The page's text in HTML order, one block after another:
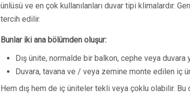
ünlüsü ve en çok kullanılanları duvar tipi klimalardır.
tercih edilir.
Bunlar iki ana bölümden oluşur:
Dış ünite, normalde bir balkon, cephe veya duvara
Duvara, tavana ve / veya zemine monte edilen iç
Hem dış hem de iç üniteler tekli veya çoklu olabilir. Bu